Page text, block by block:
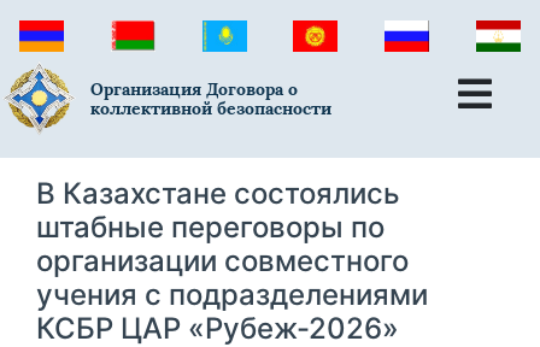
Организация Договора о
коллективной безопасности
В Казахстане состоялись
штабные переговоры по
организации совместного
учения с подразделениями
КСБР ЦАР «Рубеж-2026»